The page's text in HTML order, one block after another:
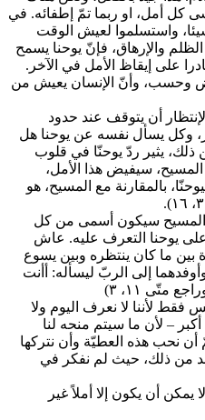
كل أمل، او ربما تمّ إطفائه. في
واستسلموا لعيش الوقت
والإرهاق، فإنّ يوحنا يسمح
على إيقاظ الأمل في الآخر.
وحسب، وأنّ الإنسان يعيش من
أن يتوقف عند حدود
وكل يسأل نفسه عن يوحنا هل
٣، ١٥). وبدلاً من ذلك، يثير ردّ يوحنّا في قلوب
المسيح، سيفيض هذا الأمل،
بالمقارنة مع المسيح، هو
المسيح سيكون أسمى من كل
يوحنا التعرف عليه. عاش
ما كان ينتظره وبين يسوع
إلى الربّ ليسأله: أأنت
فقط لأننا لا نعرف اليوم ولا
– لأن ما سيتم منحه لنا
أن نحب هذه العطيّة وأن نتركها
من ذلك، حيث لم نفكر في
أن يكون إلا أملاً غير